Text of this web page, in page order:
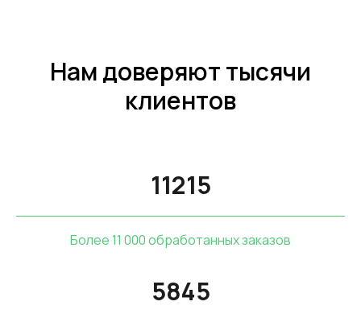
Нам доверяют тысячи
клиентов
11215
Более 11 000 обработанных заказов
5845